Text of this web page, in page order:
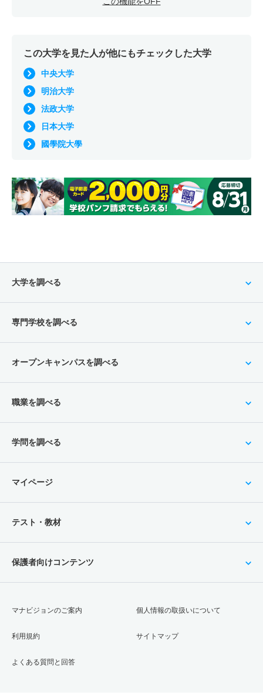
この大学を見た人が他にもチェックした大学
中央大学
明治大学
法政大学
日本大学
國學院大學
大学を調べる
専門学校を調べる
オープンキャンパスを調べる
職業を調べる
学問を調べる
マイページ
テスト・教材
保護者向けコンテンツ
マナビジョンのご案内
利用規約
よくある質問と回答
個人情報の取扱いについて
サイトマップ